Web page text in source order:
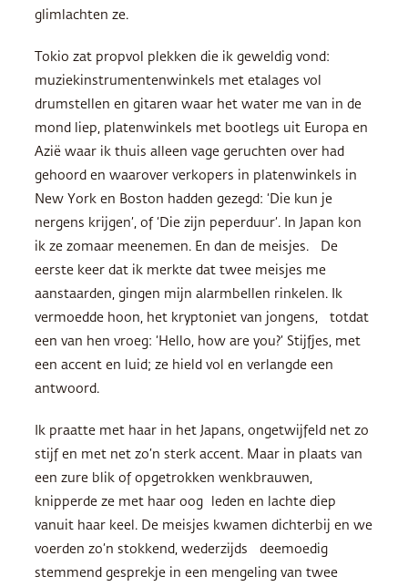
glimlachten ze.
Tokio zat propvol plekken die ik geweldig vond:
muziekinstrumentenwinkels met etalages vol
drumstellen en gitaren waar het water me van in de
mond liep, platenwinkels met bootlegs uit Europa en
Azië waar ik thuis alleen vage geruchten over had
gehoord en waarover verkopers in platenwinkels in
New York en Boston hadden gezegd: ‘Die kun je
nergens krijgen’, of ‘Die zijn peperduur’. In Japan kon
ik ze zomaar meenemen. En dan de meisjes. De
eerste keer dat ik merkte dat twee meisjes me
aanstaarden, gingen mijn alarmbellen rinkelen. Ik
vermoedde hoon, het kryptoniet van jongens, totdat
een van hen vroeg: ‘Hello, how are you?’ Stijfjes, met
een accent en luid; ze hield vol en verlangde een
antwoord.
Ik praatte met haar in het Japans, ongetwijfeld net zo
stijf en met net zo’n sterk accent. Maar in plaats van
een zure blik of opgetrokken wenkbrauwen,
knipperde ze met haar oog leden en lachte diep
vanuit haar keel. De meisjes kwamen dichterbij en we
voerden zo’n stokkend, wederzijds deemoedig
stemmend gesprekje in een mengeling van twee